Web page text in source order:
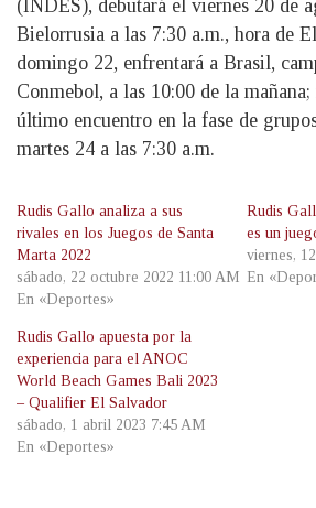
(INDES), debutará el viernes 20 de
Bielorrusia a las 7:30 a.m., hora de
domingo 22, enfrentará a Brasil,
Conmebol, a las 10:00 de la
último encuentro en la fase de
martes 24 a las 7:30 a.m.
Rudis Gallo analiza a sus
rivales en los Juegos de Santa
Marta 2022
sábado, 22 octubre 2022 11:00 AM
En «Deportes»
Rudis
es un
viernes,
En
Rudis Gallo apuesta por la
experiencia para el ANOC
World Beach Games Bali 2023
– Qualifier El Salvador
sábado, 1 abril 2023 7:45 AM
En «Deportes»